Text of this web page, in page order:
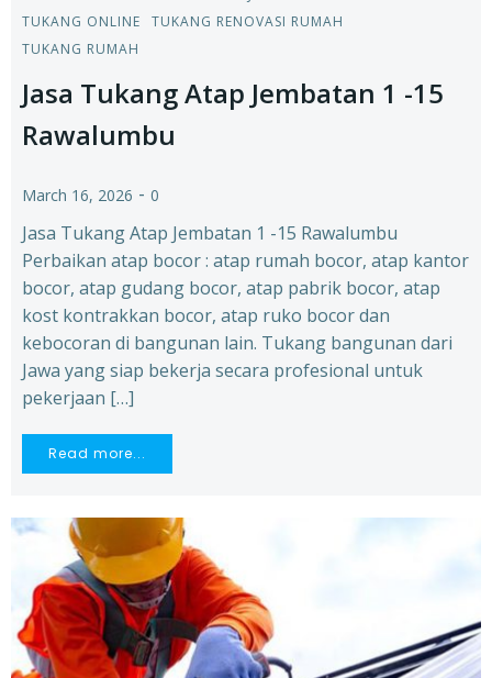
TUKANG ONLINE
TUKANG RENOVASI RUMAH
TUKANG RUMAH
Jasa Tukang Atap Jembatan 1 -15
Rawalumbu
March 16, 2026 - 0
Jasa Tukang Atap Jembatan 1 -15 Rawalumbu
Perbaikan atap bocor : atap rumah bocor, atap kantor
bocor, atap gudang bocor, atap pabrik bocor, atap
kost kontrakkan bocor, atap ruko bocor dan
kebocoran di bangunan lain. Tukang bangunan dari
Jawa yang siap bekerja secara profesional untuk
pekerjaan […]
Read more...